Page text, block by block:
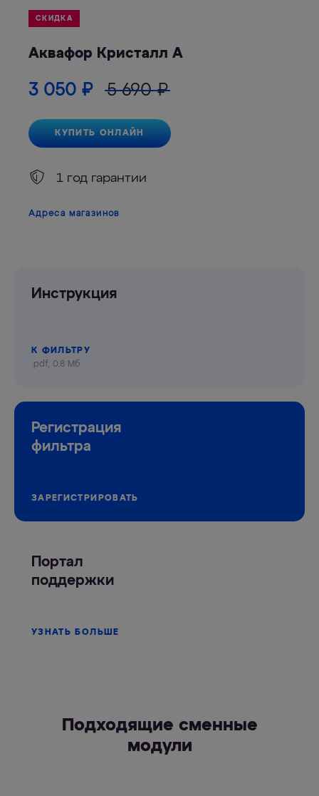
СКИДКА
Аквафор Кристалл А
3 050 ₽ 5 690 ₽
КУПИТЬ ОНЛАЙН
1 год гарантии
Адреса магазинов
Инструкция
К ФИЛЬТРУ
.pdf, 0.8 Мб
Регистрация
фильтра
ЗАРЕГИСТРИРОВАТЬ
Портал
поддержки
УЗНАТЬ БОЛЬШЕ
Подходящие сменные
модули